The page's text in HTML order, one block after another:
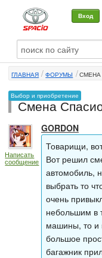
Вход
О машине
Автоклуб
Форумы
Сервисы и услуги
Новости
ГЛАВНАЯ ФОРУМЫ
Выбор и приобретение
Смена
Написать
сообщение
GORDON
Товарищи,
Вот решил
автомобиль,
выбрать то
очень
небольшим в
машины, то и
большое
багажник